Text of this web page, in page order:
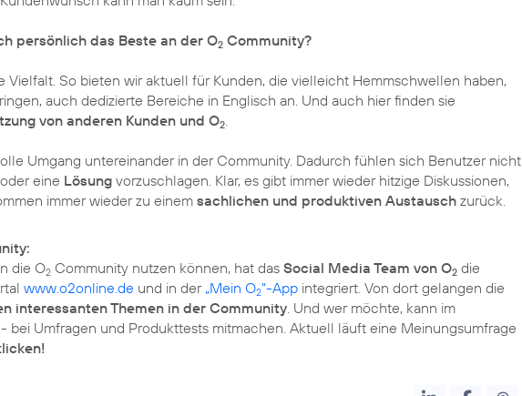
persönlich das Beste an der O2 Community?
Vielfalt. So bieten wir aktuell für Kunden, die vielleicht Hemmschwellen haben,
auch dedizierte Bereiche in Englisch an. Und auch hier finden sie
von anderen Kunden und O2.
Umgang untereinander in der Community. Dadurch fühlen sich Benutzer nicht
eine Lösung vorzuschlagen. Klar, es gibt immer wieder hitzige Diskussionen,
immer wieder zu einem sachlichen und produktiven Austausch zurück.
die O2 Community nutzen können, hat das Social Media Team von O2 die
www.o2online.de und in der „Mein O2“-App integriert. Von dort gelangen die
interessanten Themen in der Community. Und wer möchte, kann im
- bei Umfragen und Produkttests mitmachen. Aktuell läuft eine Meinungsumfrage